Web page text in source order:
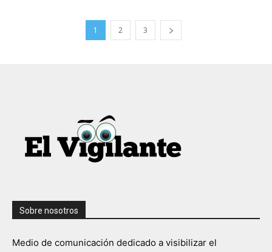
1 2 3
Sobre nosotros
Medio de comunicación dedicado a visibilizar el